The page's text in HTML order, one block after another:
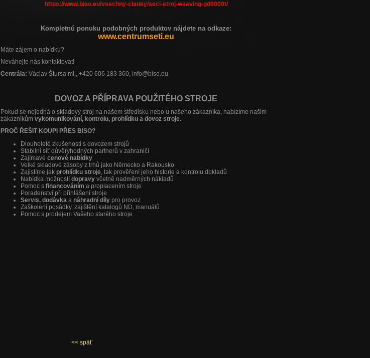
https://www.biso.eu/vsechny-clanky/seci-stroj-weaving-gd6000t/
Kompletnú ponuku podobných produktov nájdete na odkaze:
www.centrumseti.eu
Máte zájem o nabídku?
Neváhejte nás kontaktovat!
Centrála: Václav Štursa ml., +420 606 183 360, info@biso.eu
DOVOZ A PŘÍPRAVA POUŽITÉHO STROJE
Pokud se nejedná o skladový stroj na našem středisku nebo u našeho zákazníka, nabízíme našim
zákazníkům vykomunikování, kontrolu, prohlídku a dovoz stroje.
PROČ ŘEŠIT KOUPI PŘES BISO?
Dlouholeté zkušenosti s dovozem strojů
Stabilní síť důvěryhodných partnerů v zahraničí
Zajímavé cenové nabídky
Velké skladové zásoby z trhů jako Německo a Rakousko
Zajistíme jak prohlídku stroje, tak prověření jeho historie a kontrolu dokladů
Nabídka možností dopravy včetně nadměrných nákladů
Pomoc s financováním a proplacením stroje
Poradenství při přihlášení stroje
Servis, dodávka a náhradní díly pro provoz
Zaškolení posádky, zajištění katalogů ND, manuálů
Pomoc s prodejem Vašeho starého stroje
<< späť